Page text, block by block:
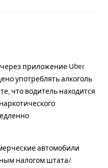
приложение Uber
употреблять алкоголь
что водитель находится
автомобили
налогом штата/